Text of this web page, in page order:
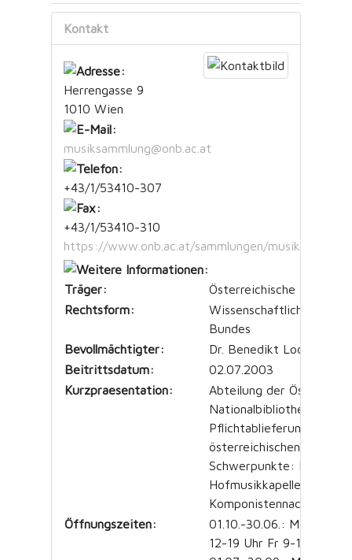
Kontakt
Herrengasse 9
1010 Wien
musiksammlung@onb.ac.at
+43/1/53410-307
+43/1/53410-310
https://www.onb.ac.at/sammlungen/
Träger:
Österreichische
Rechtsform:
Wissenschaftliche
Bundes
Bevollmächtigter:
Dr. Benedikt Lodes
Beitrittsdatum:
02.07.2003
Kurzpraesentation:
Abteilung der
Nationalbibliothek,
Pflichtablieferung der
österreichischen
Schwerpunkte:
Hofmusikkapelle,
Komponistennachlässe
Öffnungszeiten:
01.10.-30.06.: Mo-Mi 9-
12-19 Uhr Fr 9-13 Uhr